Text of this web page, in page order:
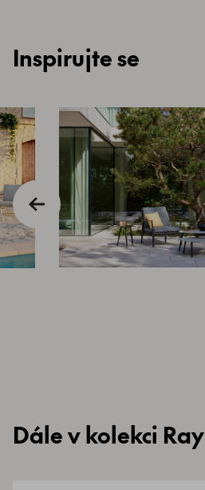
Inspirujte se
Dále v kolekci Ray